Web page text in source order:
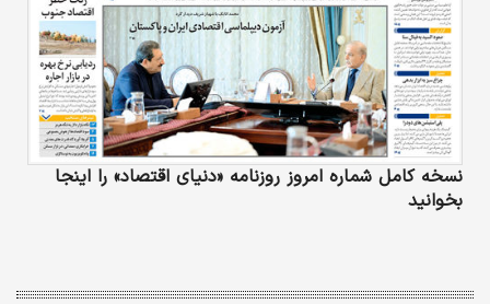
نسخه کامل شماره امروز روزنامه «دنیای‌ اقتصاد» را اینجا
بخوانید